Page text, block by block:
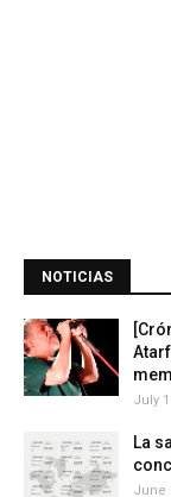
NOTICIAS
July
La
June